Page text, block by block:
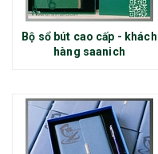
Bộ sổ bút cao cấp - khách
hàng saanich